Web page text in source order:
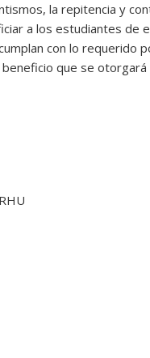
la repitencia y
a los estudiantes de
con lo requerido
beneficio que se